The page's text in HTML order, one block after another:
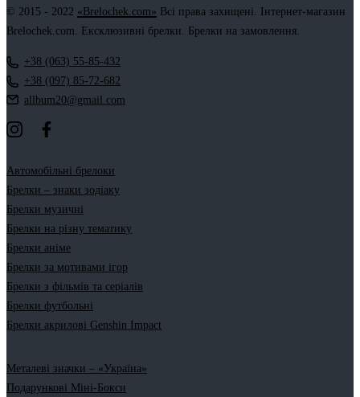
© 2015 - 2022 «Brelochek.com» Всі права захищені. Інтернет-магазин
Brelochek.com. Ексклюзивні брелки. Брелки на замовлення.
+38 (063) 55-85-432
+38 (097) 85-72-682
allbum20@gmail.com
Автомобільні брелоки
Брелки – знаки зодіаку
Брелки музичні
Брелки на різну тематику
Брелки аніме
Брелки за мотивами ігор
Брелки з фільмів та серіалів
Брелки футбольні
Брелки акрилові Genshin Impact
Металеві значки – «Україна»
Подарункові Міні-Бокси